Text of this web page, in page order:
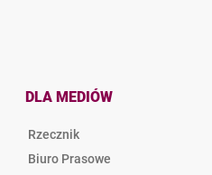
DLA MEDIÓW
Rzecznik
Biuro Prasowe